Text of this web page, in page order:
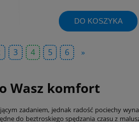
DO KOSZYKA
3 4 5 6 »
Wasz komfort
zadaniem, jednak radość pociechy
do beztroskiego spędzania czasu z